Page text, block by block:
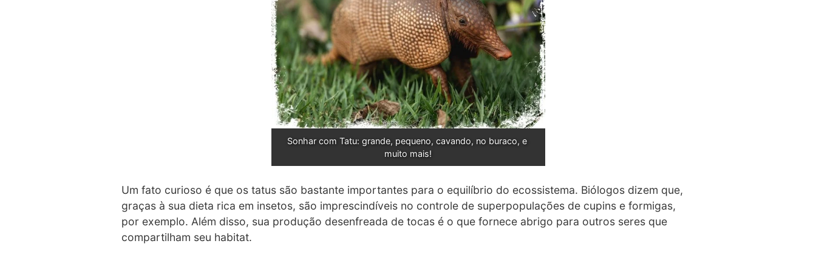
Sonhar com Tatu: grande, pequeno, cavando, no buraco, e
muito mais!
Um fato curioso é que os tatus são bastante importantes para o equilíbrio do ecossistema. Biólogos dizem que,
graças à sua dieta rica em insetos, são imprescindíveis no controle de superpopulações de cupins e formigas,
por exemplo. Além disso, sua produção desenfreada de tocas é o que fornece abrigo para outros seres que
compartilham seu habitat.